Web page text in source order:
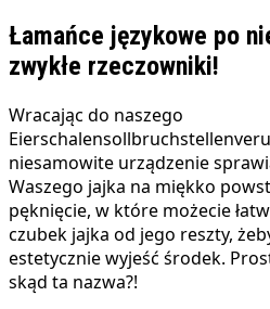
Łamańce językowe po
zwykłe rzeczowniki!
Wracając do naszego
niesamowite urządzenie
Waszego jajka na miękko
pęknięcie, w które możecie
czubek jajka od jego reszty,
estetycznie wyjeść środek.
skąd ta nazwa?!